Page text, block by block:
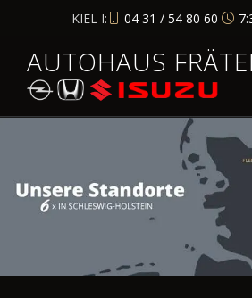
KIEL I: 04 31 / 54 80 60
AUTOHAUS